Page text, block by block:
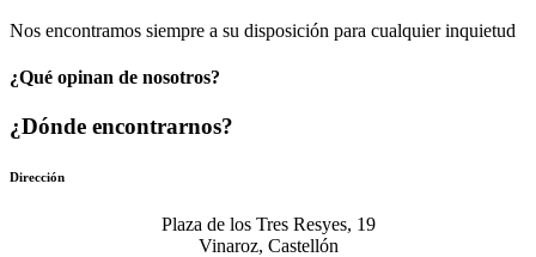
Nos encontramos siempre a su disposición para cualquier inquietud
¿Qué opinan de nosotros?
¿Dónde encontrarnos?
Dirección
Plaza de los Tres Resyes, 19
Vinaroz, Castellón